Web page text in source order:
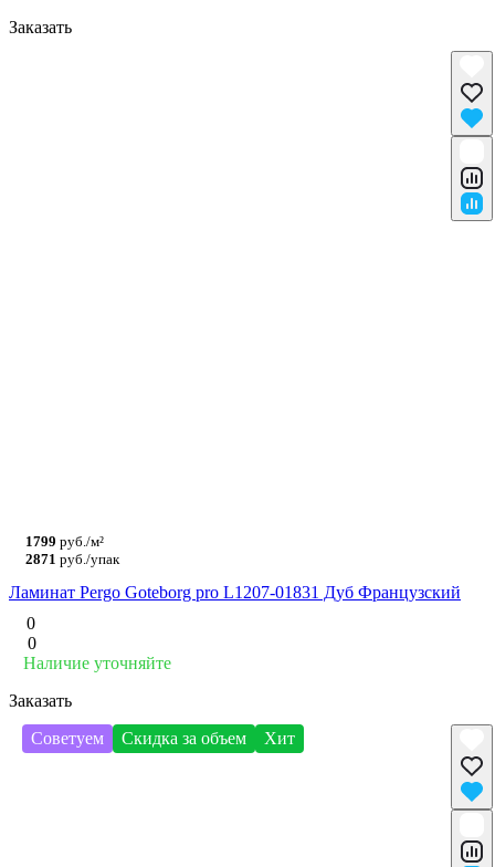
Заказать
1799 руб./м²
2871 руб./упак
Ламинат Pergo Goteborg pro L1207-01831 Дуб Французский
0
0
Наличие уточняйте
Заказать
Советуем
Скидка за объем Хит